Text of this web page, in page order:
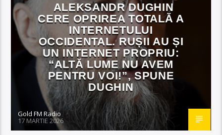
ALEKSANDR DUGHIN
CERE OPRIREA TOTALĂ A
INTERNETULUI
OCCIDENTAL. RUȘII AU ȘI
UN INTERNET PROPRIU:
“ALTĂ LUME NU AVEM
PENTRU VOI!”, SPUNE
DUGHIN
Gold FM Radio
17 MARTIE 2026